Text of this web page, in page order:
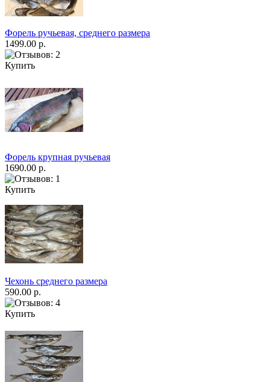
Форель ручьевая, среднего размера
1499.00 р.
Купить
Форель крупная ручьевая
1690.00 р.
Купить
Чехонь среднего размера
590.00 р.
Купить